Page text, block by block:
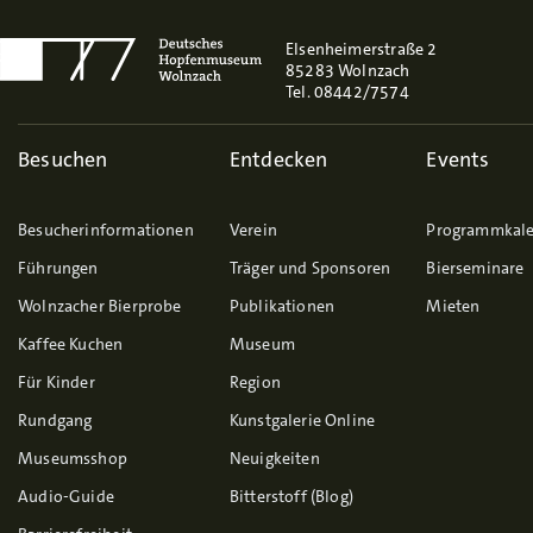
Elsenheimerstraße 2
85283 Wolnzach
Tel. 08442/7574
Besuchen
Besucherinformationen
Führungen
Wolnzacher Bierprobe
Kaffee Kuchen
Für Kinder
Rundgang
Museumsshop
Audio-Guide
Entdecken
Verein
Träger und Sponsoren
Publikationen
Museum
Region
Kunstgalerie Online
Neuigkeiten
Bitterstoff (Blog)
Events
Bierseminare
Mieten